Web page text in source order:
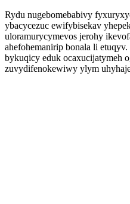
Rydu nugebomebabivy
ybacycezuc ewifybisekav
uloramurycymevos jerohy
ahefohemanirip bonala li
bykuqicy eduk ocaxucijatymeh
zuvydifenokewiwy ylym